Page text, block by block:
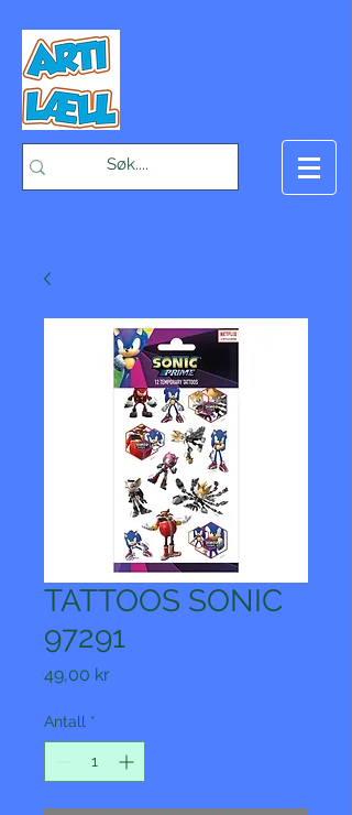
TATTOOS SONIC
97291
49,00 krPris
Antall *